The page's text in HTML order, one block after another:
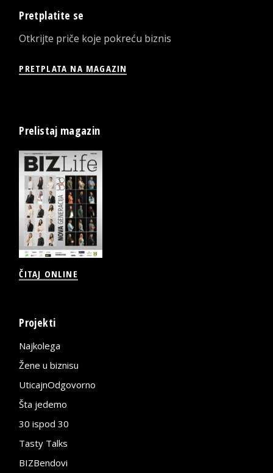
Pretplatite se
Otkrijte priče koje pokreću biznis
PRETPLATA NA MAGAZIN
Prelistaj magazin
ČITAJ ONLINE
Projekti
Najkolega
Žene u biznisu
UticajnOdgovorno
Šta jedemo
30 ispod 30
Tasty Talks
BIZBendovi